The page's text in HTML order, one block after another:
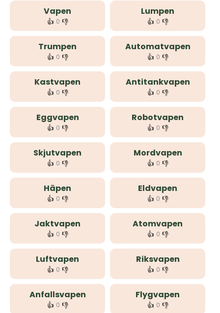
Vapen
👍 0 👎
Lumpen
👍 0 👎
Trumpen
👍 0 👎
Automatvapen
👍 0 👎
Kastvapen
👍 0 👎
Antitankvapen
👍 0 👎
Eggvapen
👍 0 👎
Robotvapen
👍 0 👎
Skjutvapen
👍 0 👎
Mordvapen
👍 0 👎
Häpen
👍 0 👎
Eldvapen
👍 0 👎
Jaktvapen
👍 0 👎
Atomvapen
👍 0 👎
Luftvapen
👍 0 👎
Riksvapen
👍 0 👎
Anfallsvapen
👍 0 👎
Flygvapen
👍 0 👎